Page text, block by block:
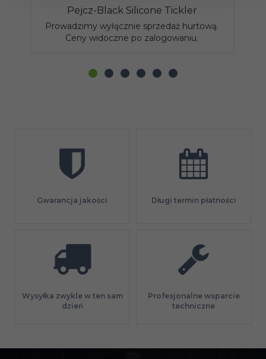
Pejcz-Black Silicone Tickler
Prowadzimy wyłącznie sprzedaż hurtową.
Ceny widoczne po zalogowaniu.
Gwarancja jakości Długi termin płatności
Wysyłka zwykle w ten sam
dzień
Profesjonalne wsparcie
techniczne